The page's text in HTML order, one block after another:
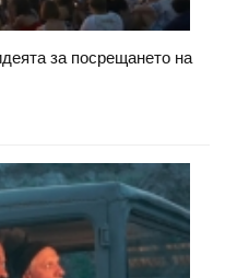
за посрещането на